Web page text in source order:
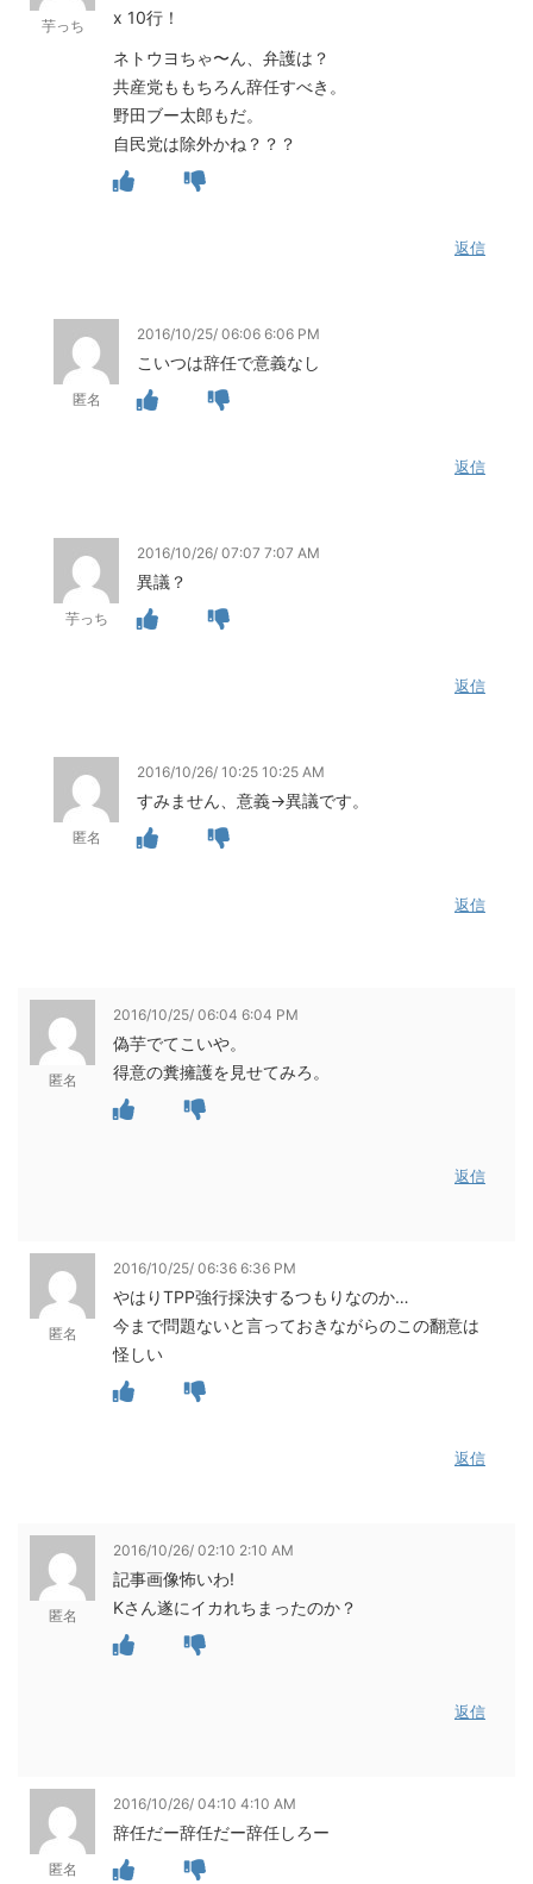
芋っち
x 10行！
ネトウヨちゃ〜ん、弁護は？
共産党ももちろん辞任すべき。
野田ブー太郎もだ。
自民党は除外かね？？？
返信
匿名
2016/10/25/ 06:06 6:06 PM
こいつは辞任で意義なし
返信
芋っち
2016/10/26/ 07:07 7:07 AM
異議？
返信
匿名
2016/10/26/ 10:25 10:25 AM
すみません、意義→異議です。
返信
匿名
2016/10/25/ 06:04 6:04 PM
偽芋でてこいや。
得意の糞擁護を見せてみろ。
返信
匿名
2016/10/25/ 06:36 6:36 PM
やはりTPP強行採決するつもりなのか…
今まで問題ないと言っておきながらのこの翻意は
怪しい
返信
匿名
2016/10/26/ 02:10 2:10 AM
記事画像怖いわ!
Kさん遂にイカれちまったのか？
返信
匿名
2016/10/26/ 04:10 4:10 AM
辞任だー辞任だー辞任しろー